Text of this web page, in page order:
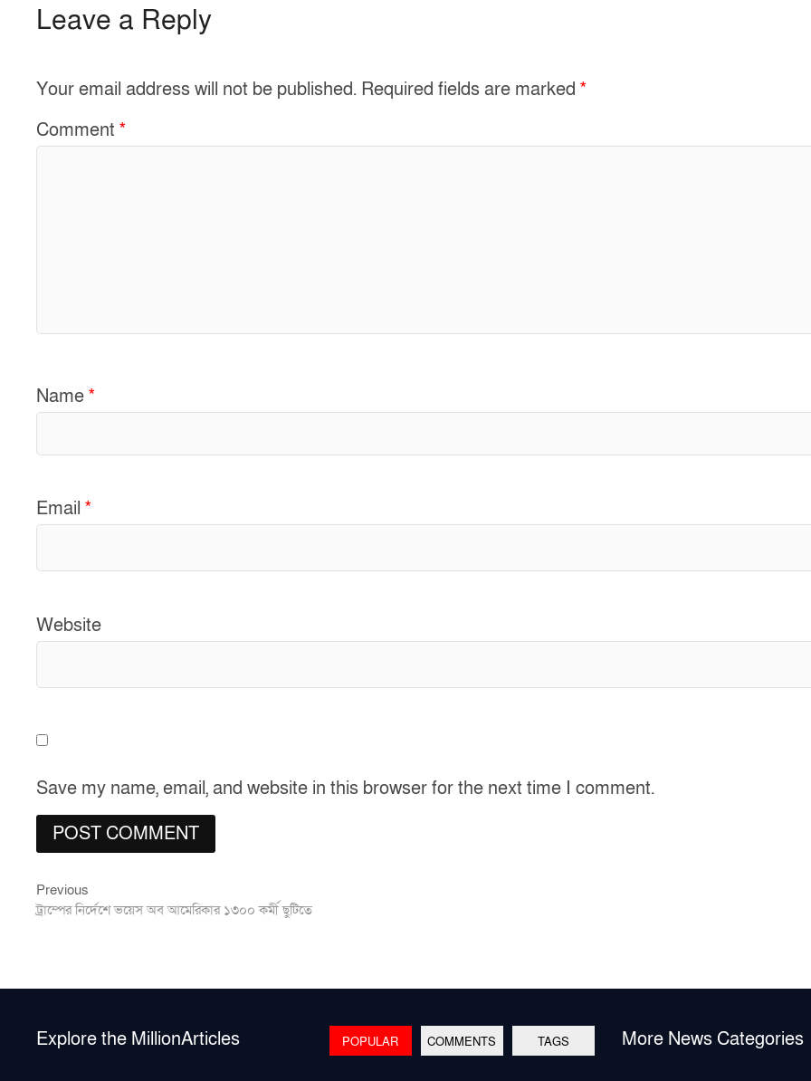
e
o
o
k
e
Leave a Reply
Your email address will not be published. Required fields are marked*
Comment*
Name*
Email*
Website
Save my name, email, and website in this browser for the next time I comment.
Post
Previous
post:
ট্রাম্পের নির্দেশে ভয়েস অব আমেরিকার ১৩০০ কর্মী ছুটিতে
Explore the MillionArticles POPULAR COMMENTS TAGS More News Categories